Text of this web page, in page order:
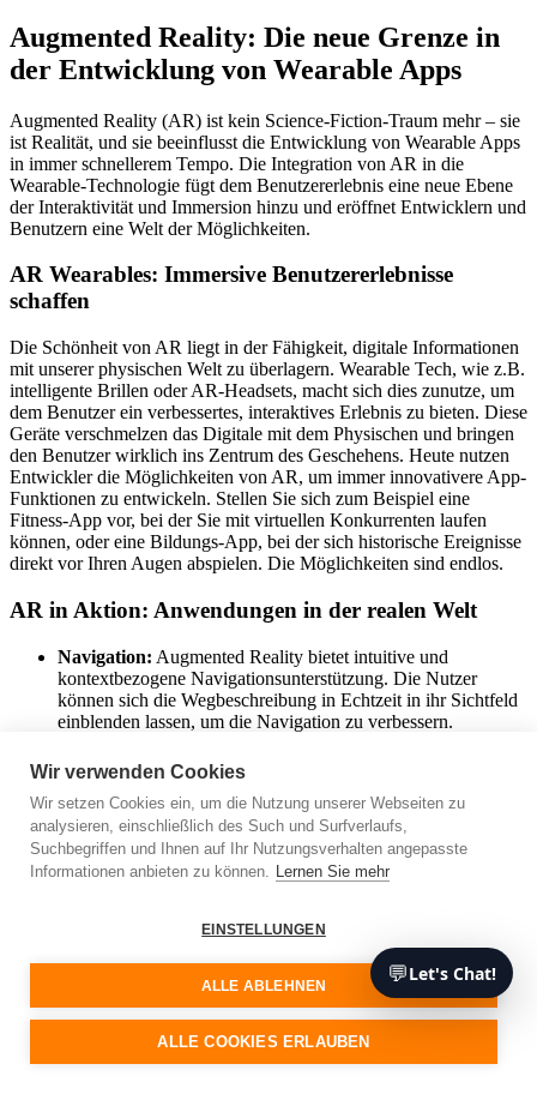
Augmented Reality: Die neue Grenze in
der Entwicklung von Wearable Apps
Augmented Reality (AR) ist kein Science-Fiction-Traum mehr – sie
ist Realität, und sie beeinflusst die Entwicklung von Wearable Apps
in immer schnellerem Tempo. Die Integration von AR in die
Wearable-Technologie fügt dem Benutzererlebnis eine neue Ebene
der Interaktivität und Immersion hinzu und eröffnet Entwicklern und
Benutzern eine Welt der Möglichkeiten.
AR Wearables: Immersive Benutzererlebnisse
schaffen
Die Schönheit von AR liegt in der Fähigkeit, digitale Informationen
mit unserer physischen Welt zu überlagern. Wearable Tech, wie z.B.
intelligente Brillen oder AR-Headsets, macht sich dies zunutze, um
dem Benutzer ein verbessertes, interaktives Erlebnis zu bieten. Diese
Geräte verschmelzen das Digitale mit dem Physischen und bringen
den Benutzer wirklich ins Zentrum des Geschehens. Heute nutzen
Entwickler die Möglichkeiten von AR, um immer innovativere App-
Funktionen zu entwickeln. Stellen Sie sich zum Beispiel eine
Fitness-App vor, bei der Sie mit virtuellen Konkurrenten laufen
können, oder eine Bildungs-App, bei der sich historische Ereignisse
direkt vor Ihren Augen abspielen. Die Möglichkeiten sind endlos.
AR in Aktion: Anwendungen in der realen Welt
Navigation: Augmented Reality bietet intuitive und
kontextbezogene Navigationsunterstützung. Die Nutzer
können sich die Wegbeschreibung in Echtzeit in ihr Sichtfeld
einblenden lassen, um die Navigation zu verbessern.
Umkleidekabine bieten, in der sie Kleidung oder Accessoires
müssen.
Gesundheitswesen:AR-Wearables können medizinische
Daten in Echtzeit liefern und Ärzten bei der Diagnose und
Behandlung helfen. So können beispielsweise Daten über die
während sie eine Operation oder eine Konsultation
durchführen.
AR kann das Lernen interaktiver und immersiver
machen, indem es Studenten eine 3D-Ansicht von komplexen
Konzepten oder historischen Ereignissen bietet.
Herausforderungen und der Weg dorthin
💬Let's Chat!
Wir verwenden Cookies
Wir setzen Cookies ein, um die Nutzung unserer Webseiten zu
analysieren, einschließlich des Such und Surfverlaufs,
Suchbegriffen und Ihnen auf Ihr Nutzungsverhalten angepasste
Informationen anbieten zu können. Lernen Sie mehr
EINSTELLUNGEN
ALLE ABLEHNEN
ALLE COOKIES ERLAUBEN